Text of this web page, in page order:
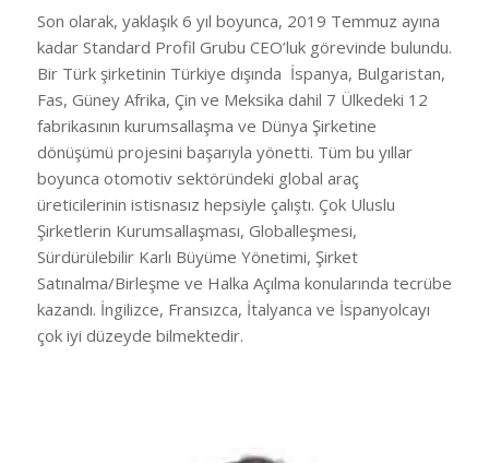
Son olarak, yaklaşık 6 yıl boyunca, 2019 Temmuz ayına
kadar Standard Profil Grubu CEO’luk görevinde bulundu.
Bir Türk şirketinin Türkiye dışında İspanya, Bulgaristan,
Fas, Güney Afrika, Çin ve Meksika dahil 7 Ülkedeki 12
fabrikasının kurumsallaşma ve Dünya Şirketine
dönüşümü projesini başarıyla yönetti. Tüm bu yıllar
boyunca otomotiv sektöründeki global araç
üreticilerinin istisnasız hepsiyle çalıştı. Çok Uluslu
Şirketlerin Kurumsallaşması, Globalleşmesi,
Sürdürülebilir Karlı Büyüme Yönetimi, Şirket
Satınalma/Birleşme ve Halka Açılma konularında tecrübe
kazandı. İngilizce, Fransızca, İtalyanca ve İspanyolcayı
çok iyi düzeyde bilmektedir.